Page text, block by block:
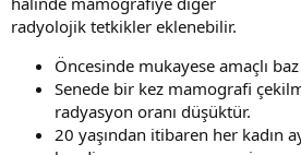
radyolojik tetkikler eklenebilir.
Öncesinde mukayese amaçlı
Senede bir kez mamografi
radyasyon oranı düşüktür.
20 yaşından itibaren her kadın